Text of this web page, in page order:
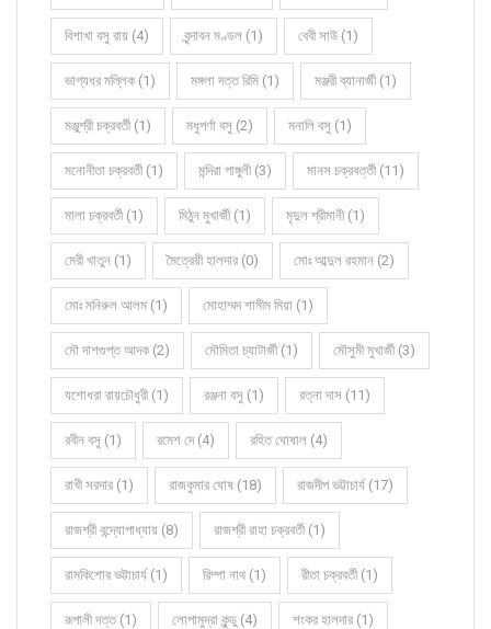
বিশাখা বসু রায় (4) বৃন্দাবন মণ্ডল (1) বেবী সাউ (1)
ভাগ্যধর মল্লিক (1) মঙ্গলা দত্ত রিমি (1) মঞ্জরী ব্যানার্জী (1)
মঞ্জুশ্রী চক্রবর্তী (1) মধুপর্ণা বসু (2) মনালি বসু (1)
মনোনীতা চক্রবর্তী (1) মন্দিরা গাঙ্গুলী (3) মানস চক্রবর্ত্তী (11)
মালা চক্রবর্তী (1) মিঠুন মুখার্জী (1) মৃদুল শ্রীমানী (1)
মেরী খাতুন (1) মৈত্রেয়ী হালদার (0) মোঃ আব্দুল রহমান (2)
মোঃ মনিরুল আলম (1) মোহাম্মদ শামীম মিয়া (1)
মৌ দাশগুপ্ত আদক (2) মৌমিতা চ্যাটার্জী (1) মৌসুমী মুখার্জী (3)
যশোধরা রায়চৌধুরী (1) রঞ্জনা বসু (1) রত্না দাস (11)
রবীন বসু (1) রমেশ দে (4) রহিত ঘোষাল (4)
রাখী সরদার (1) রাজকুমার ঘোষ (18) রাজদীপ ভট্টাচার্য (17)
রাজশ্রী বন্দ্যোপাধ্যায় (8) রাজশ্রী রাহা চক্রবর্তী (1)
রামকিশোর ভট্টাচার্য (1) রিম্পা নাথ (1) রীতা চক্রবর্তী (1)
রূপালী দত্ত (1) লোপামুদ্রা কুন্ডু (4) শংকর হালদার (1)